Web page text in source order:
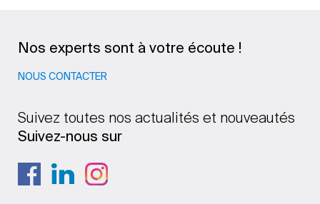
Nos experts sont à votre écoute !
NOUS CONTACTER
Suivez toutes nos actualités et nouveautés
Suivez-nous sur